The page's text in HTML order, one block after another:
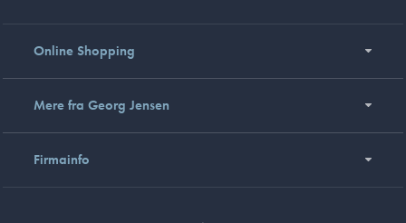
Online Shopping
Mere fra Georg Jensen
Firmainfo